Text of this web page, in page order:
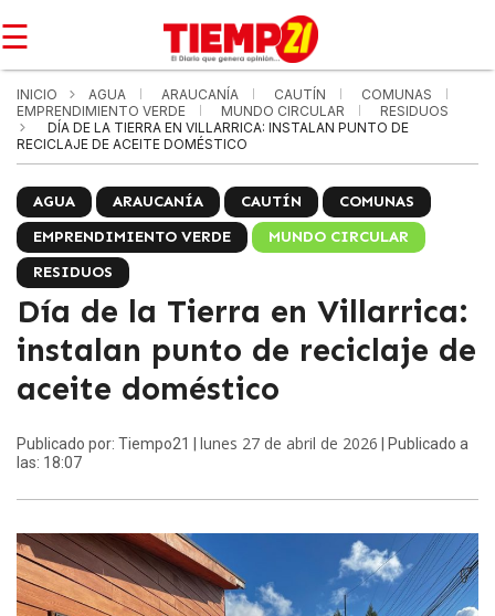
☰
INICIO AGUA ARAUCANÍA CAUTÍN
COMUNAS
EMPRENDIMIENTO VERDE
MUNDO CIRCULAR
RESIDUOS
DÍA DE LA TIERRA EN VILLARRICA: INSTALAN PUNTO DE
RECICLAJE DE ACEITE DOMÉSTICO
AGUA ARAUCANÍA CAUTÍN
COMUNAS
EMPRENDIMIENTO VERDE
MUNDO CIRCULAR
RESIDUOS
Día de la Tierra en Villarrica:
instalan punto de reciclaje de
aceite doméstico
Publicado por: Tiempo21 | lunes 27 de abril de 2026 | Publicado a
las: 18:07